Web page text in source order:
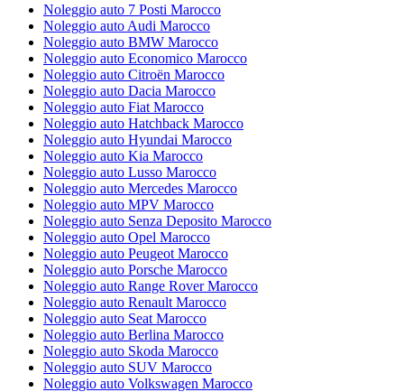
Noleggio auto 7 Posti Marocco
Noleggio auto Audi Marocco
Noleggio auto BMW Marocco
Noleggio auto Economico Marocco
Noleggio auto Citroën Marocco
Noleggio auto Dacia Marocco
Noleggio auto Fiat Marocco
Noleggio auto Hatchback Marocco
Noleggio auto Hyundai Marocco
Noleggio auto Kia Marocco
Noleggio auto Lusso Marocco
Noleggio auto Mercedes Marocco
Noleggio auto MPV Marocco
Noleggio auto Senza Deposito Marocco
Noleggio auto Opel Marocco
Noleggio auto Peugeot Marocco
Noleggio auto Porsche Marocco
Noleggio auto Range Rover Marocco
Noleggio auto Renault Marocco
Noleggio auto Seat Marocco
Noleggio auto Berlina Marocco
Noleggio auto Skoda Marocco
Noleggio auto SUV Marocco
Noleggio auto Volkswagen Marocco